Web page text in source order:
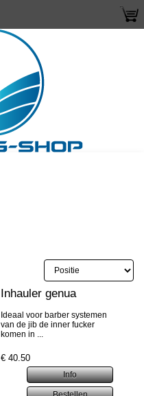
Inhauler genua
Ideaal voor barber systemen
van de jib de inner fucker
komen in ...
€ 40.50